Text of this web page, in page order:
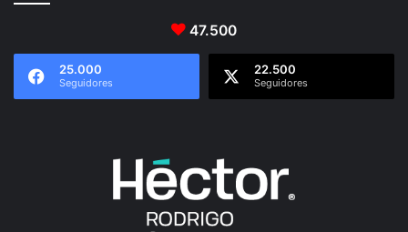
47.500
25.000
Seguidores
22.500
Seguidores